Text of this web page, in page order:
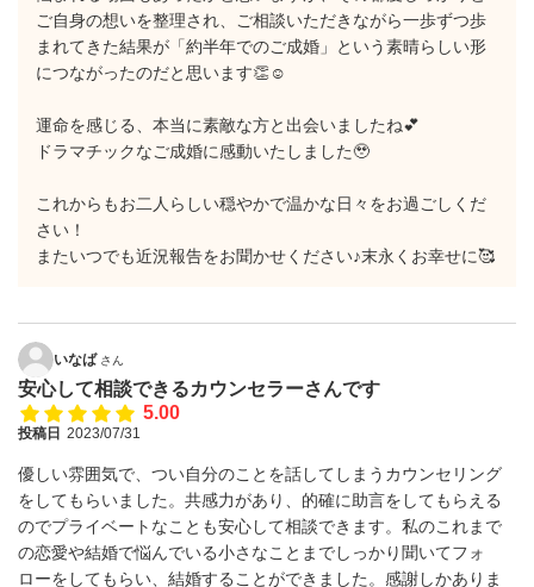
ご自身の想いを整理され、ご相談いただきながら一歩ずつ歩
まれてきた結果が「約半年でのご成婚」という素晴らしい形
につながったのだと思います👏☺️
運命を感じる、本当に素敵な方と出会いましたね💕
ドラマチックなご成婚に感動いたしました🥹
これからもお二人らしい穏やかで温かな日々をお過ごしくだ
さい！
またいつでも近況報告をお聞かせください♪末永くお幸せに🥰
いなば さん
安心して相談できるカウンセラーさんです
5.00
投稿日 2023/07/31
優しい雰囲気で、つい自分のことを話してしまうカウンセリング
をしてもらいました。共感力があり、的確に助言をしてもらえる
のでプライベートなことも安心して相談できます。私のこれまで
の恋愛や結婚で悩んでいる小さなことまでしっかり聞いてフォ
ローをしてもらい、結婚することができました。感謝しかありま